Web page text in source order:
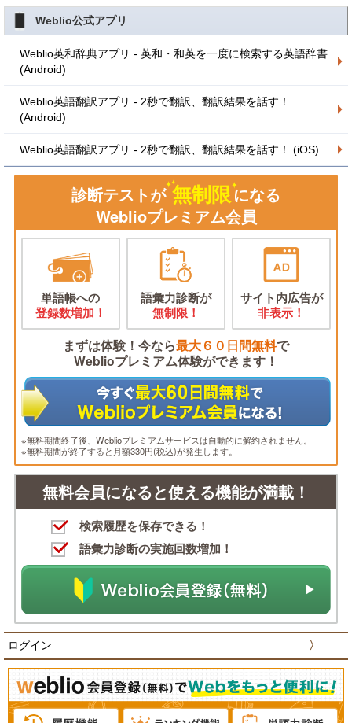
Weblio公式アプリ
Weblio英和辞典アプリ - 英和・和英を一度に検索する英語辞書
(Android)
Weblio英語翻訳アプリ - 2秒で翻訳、翻訳結果を話す！
(Android)
Weblio英語翻訳アプリ - 2秒で翻訳、翻訳結果を話す！ (iOS)
診断テストが 無制限になる
Weblioプレミアム会員
単語帳への
登録数増加！
語彙力診断が
無制限！
サイト内広告が
非表示！
まずは体験！今なら最大６０日間無料で
Weblioプレミアム体験ができます！
※無料期間終了後、Weblioプレミアムサービスは自動的に解約されません。
※無料期間が終了すると月額330円(税込)が発生します。
無料会員になると使える機能が満載！
検索履歴を保存できる！
語彙力診断の実施回数増加！
ログイン 〉